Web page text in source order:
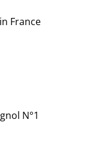
France
N°1